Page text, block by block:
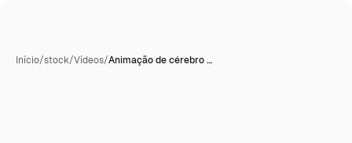
Início/stock/Vídeos/Animação de cérebro …